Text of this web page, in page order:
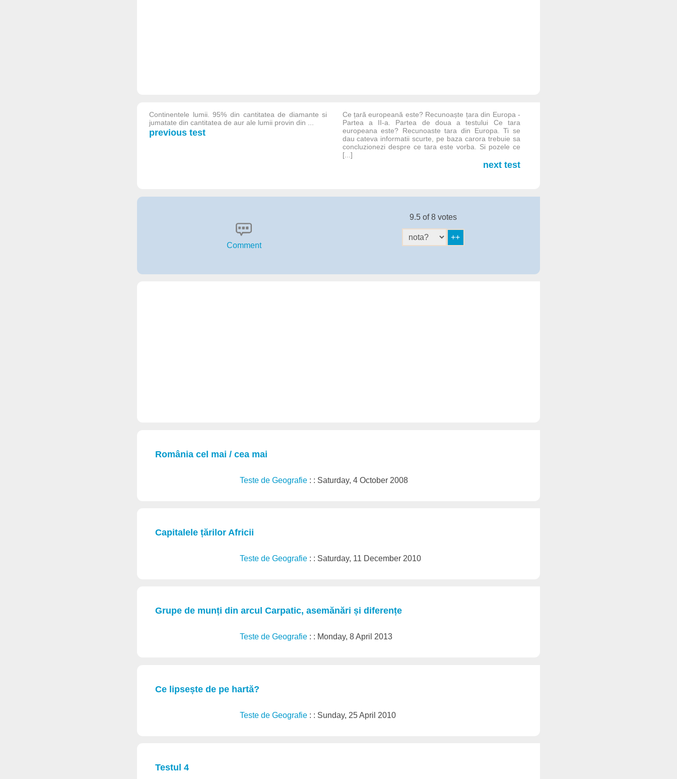
Continentele lumii. 95% din cantitatea de diamante si
jumatate din cantitatea de aur ale lumii provin din ...
previous test
Ce țară europeană este? Recunoaște țara din Europa -
Partea a II-a. Partea de doua a testului Ce tara
europeana este? Recunoaste tara din Europa. Ti se
dau cateva informatii scurte, pe baza carora trebuie sa
concluzionezi despre ce tara este vorba. Si pozele ce
[...]
next test
Comment
9.5 of 8 votes
România cel mai / cea mai
Teste de Geografie : : Saturday, 4 October 2008
Capitalele țărilor Africii
Teste de Geografie : : Saturday, 11 December 2010
Grupe de munți din arcul Carpatic, asemănări și diferențe
Teste de Geografie : : Monday, 8 April 2013
Ce lipsește de pe hartă?
Teste de Geografie : : Sunday, 25 April 2010
Testul 4